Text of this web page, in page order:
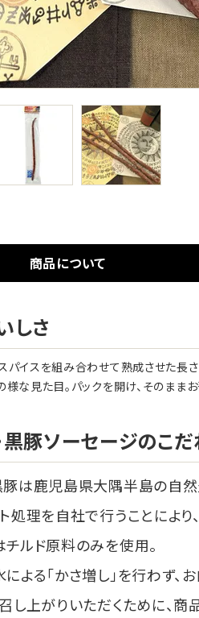
商品について
しさ
パイスを組み合わせて熟成させた長
な見た目。パックを開け、そのまま
黒豚ソーセージのこだ
は鹿児島県大隅半島の自
処理を自社で行うことにより
ルド原料のみを使用。
よる「かさ増し」を行わず
し上がりいただくために、商